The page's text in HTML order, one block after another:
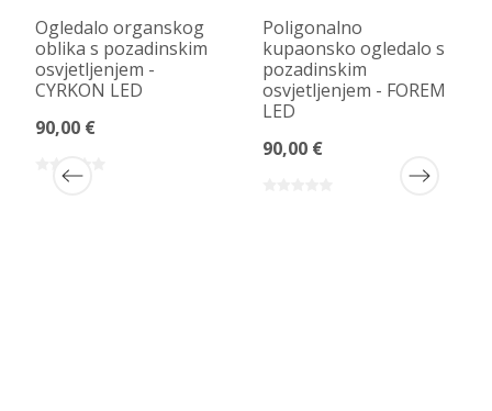
Ogledalo organskog
oblika s pozadinskim
osvjetljenjem -
CYRKON LED
90,00 €
Poligonalno
kupaonsko ogledalo s
pozadinskim
osvjetljenjem - FOREM
LED
90,00 €